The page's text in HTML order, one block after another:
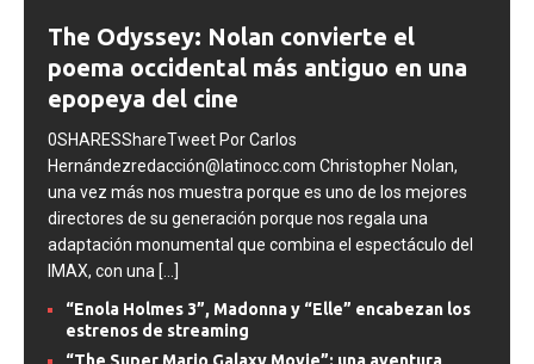
The Odyssey: Nolan convierte el
poema occidental más antiguo en una
epopeya del cine
0SHARESShareTweet Por Carlos
Hernándezredacción@latinocc.com Christopher Nolan,
una vez más nos muestra porque es uno de los mejores
directores de su generación porque nos regala una
adaptación monumental que combina el espectáculo del
IMAX, con una [...]
“Enola Holmes 3”, Madonna y “Elle” encabezan los
estrenos de streaming